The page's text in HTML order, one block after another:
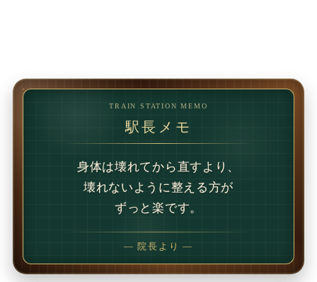
TRAIN STATION MEMO
駅長メモ
1回で変わることもあります。
でも、続けることで
変わることの方が多いです。
— 院長より —